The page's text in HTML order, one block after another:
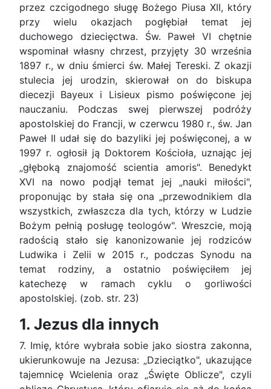
przez czcigodnego sługę Bożego Piusa XII, który
przy wielu okazjach pogłębiał temat jej
duchowego dziecięctwa. Św. Paweł VI chętnie
wspominał własny chrzest, przyjęty 30 września
1897 r., w dniu śmierci św. Małej Tereski. Z okazji
stulecia jej urodzin, skierował on do biskupa
diecezji Bayeux i Lisieux pismo poświęcone jej
nauczaniu. Podczas swej pierwszej podróży
apostolskiej do Francji, w czerwcu 1980 r., św. Jan
Paweł II udał się do bazyliki jej poświęconej, a w
1997 r. ogłosił ją Doktorem Kościoła, uznając jej
„głęboką znajomość scientia amoris". Benedykt
XVI na nowo podjął temat jej „nauki miłości",
proponując by stała się ona „przewodnikiem dla
wszystkich, zwłaszcza dla tych, którzy w Ludzie
Bożym pełnią posługę teologów". Wreszcie, moją
radością stało się kanonizowanie jej rodziców
Ludwika i Zelii w 2015 r., podczas Synodu na
temat rodziny, a ostatnio poświęciłem jej
katechezę w ramach cyklu o gorliwości
apostolskiej. (zob. str. 23)
1. Jezus dla innych
7. Imię, które wybrała sobie jako siostra zakonna,
ukierunkowuje na Jezusa: „Dzieciątko", ukazujące
tajemnicę Wcielenia oraz „Święte Oblicze", czyli